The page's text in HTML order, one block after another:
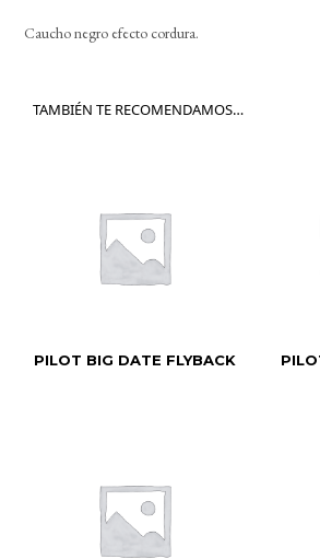
Caucho negro efecto cordura.
TAMBIÉN TE RECOMENDAMOS…
PILOT BIG DATE FLYBACK